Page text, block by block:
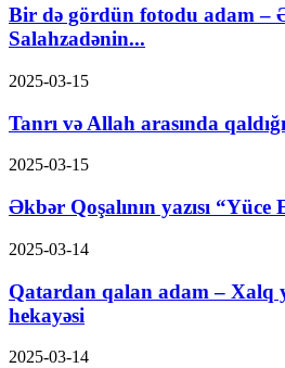
Bir də gördün fotodu adam –
Salahzadənin...
2025-03-15
Tanrı və Allah arasında
2025-03-15
Əkbər Qoşalının yazısı “Yüce
2025-03-14
Qatardan qalan adam – Xalq
hekayəsi
2025-03-14